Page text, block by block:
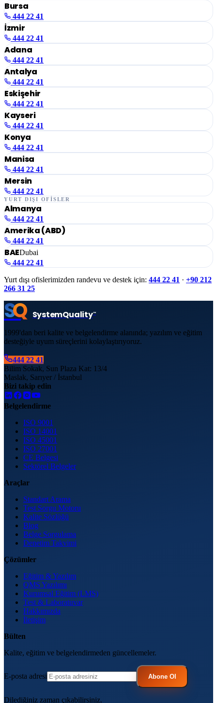
Bursa
444 22 41
İzmir
444 22 41
Adana
444 22 41
Antalya
444 22 41
Eskişehir
444 22 41
Kayseri
444 22 41
Konya
444 22 41
Manisa
444 22 41
Mersin
444 22 41
YURT DIŞI OFİSLER
Almanya
444 22 41
Amerika (ABD)
444 22 41
BAEDubai
444 22 41
Yurt dışı ofislerimizden randevu ve destek için: 444 22 41 · +90 212
266 31 25
SQ SystemQuality™
1999'dan beri kalite ve belgelendirme alanında; yazılım ve eğitim
desteğiyle uyum süreçlerini kolaylaştırıyoruz.
444 22 41
Bilim Sokak, Sun Plaza Kat: 13/4
Maslak, Sarıyer / İstanbul
Bizi takip edin
Belgelendirme
ISO 9001
ISO 14001
ISO 45001
ISO 27001
CE Belgesi
Sektörel Belgeler
Araçlar
Standart Arama
Test Sorgu Motoru
Kalite Sözlüğü
Blog
Belge Sorgulama
Denetim Takvimi
Çözümler
Eğitim & Yazılım
QMS Yazılımı
Kurumsal Eğitim (LMS)
Test & Laboratuvar
Hakkımızda
İletişim
Bülten
Kalite, eğitim ve belgelendirmeden güncellemeler.
E-posta adresi Abone Ol
Dilediğiniz zaman çıkabilirsiniz.